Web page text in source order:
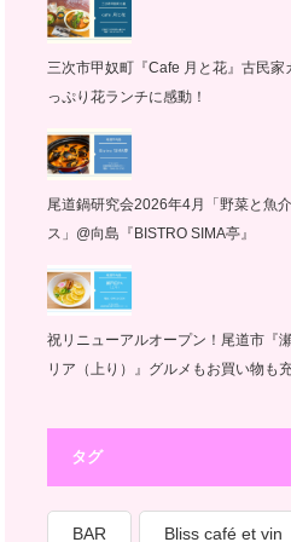
三次市甲奴町『Cafe 月と花』古民家
っぷり花ランチに感動！
尾道鍋研究会2026年4月「野菜と魚
ス」@向島『BISTRO SIMA亭』
祝リニューアルオープン！尾道市『
リア（上り）』グルメもお買い物も
タグ
BAR Bliss café et vin